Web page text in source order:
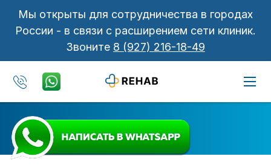
Мы открыты для сотрудничества в городах
России - в связи с расширением сети клиник.
Звоните 8 (927) 216-18-49